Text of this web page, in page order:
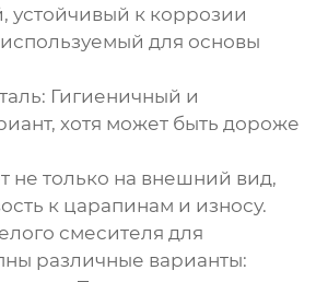
устойчивый к коррозии
для основы
Гигиеничный и
хотя может быть дороже
не только на внешний вид,
к царапинам и износу.
смесителя для
различные варианты: